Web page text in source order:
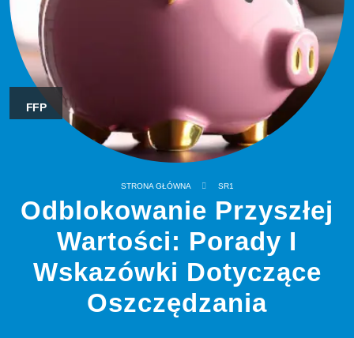
FFP
STRONA GŁÓWNA SR1
Odblokowanie Przyszłej
Wartości: Porady I
Wskazówki Dotyczące
Oszczędzania